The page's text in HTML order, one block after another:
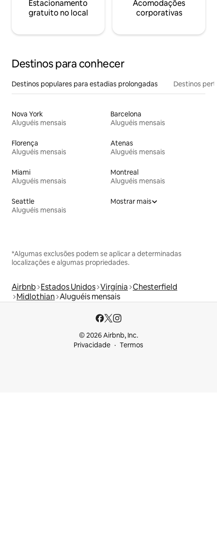
Estacionamento
gratuito no local
Acomodações
corporativas
Destinos para conhecer
Destinos populares para estadias prolongadas Destinos
Nova York
Aluguéis mensais
Barcelona
Aluguéis mensais
Florença
Aluguéis mensais
Atenas
Aluguéis mensais
Miami
Aluguéis mensais
Montreal
Aluguéis mensais
Seattle
Aluguéis mensais
Mostrar mais
*Algumas exclusões podem se aplicar a determinadas
localizações e algumas propriedades.
Airbnb Estados Unidos Virgínia Chesterfield
Midlothian Aluguéis mensais
© 2026 Airbnb, Inc.
Privacidade
Termos